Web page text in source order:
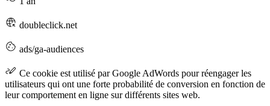
Ordres
Addresses
Détails du compte
Mot de passe oublié
€0,00
Total avec frais d'envoi
€0,00
doubleclick.net
ads/ga-audiences
Ce cookie est utilisé par Google AdWords pour réengager les
utilisateurs qui ont une forte probabilité de conversion en fonction de
leur comportement en ligne sur différents sites web.